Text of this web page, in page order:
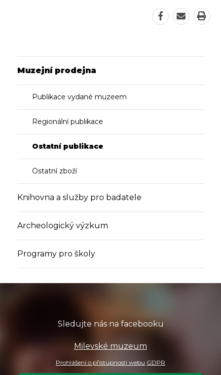
SdíletOdeslat
Muzejní prodejna
Publikace vydané muzeem
Regionální publikace
Ostatní publikace
Ostatní zboží
Knihovna a služby pro badatele
Archeologický výzkum
Programy pro školy
Sledujte nás na facebooku
Milevské muzeum
Prohlášení o přístupnosti webu GDPR